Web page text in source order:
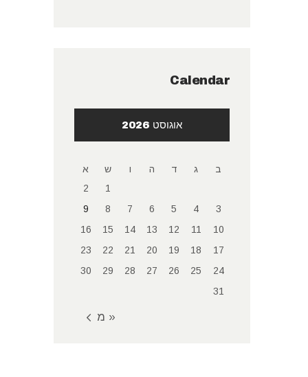
Calendar
אוגוסט 2026
ב ג ד ה ו ש
א
1
2
3
4
5
6
7
8
9
10
11
12
13
14
15
16
17
18
19
20
21
22
23
24
25
26
27
28
29
30
31
« מאי